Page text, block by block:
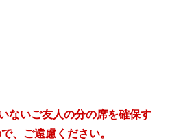
ないご友人の分の席を確保す
、ご遠慮ください。